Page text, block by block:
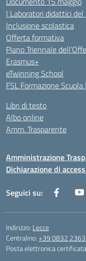
I Laboratori didattici
Inclusione scolastica
Offerta formativa
Piano Triennale
Erasmus+
eTwinning School
FSL Formazione
Libri di testo
Albo online
Amm. Trasparente
Amministrazione
Dichiarazione di
Seguici su:
Indirizzo: Lecce
Centralino:+39 0832
Posta elettronica